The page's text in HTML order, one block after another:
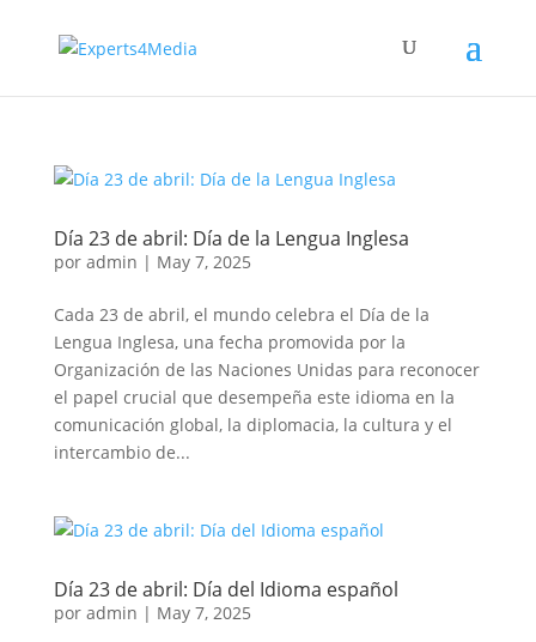
Día 23 de abril: Día de la Lengua Inglesa
por admin | May 7, 2025
Cada 23 de abril, el mundo celebra el Día de la
Lengua Inglesa, una fecha promovida por la
Organización de las Naciones Unidas para reconocer
el papel crucial que desempeña este idioma en la
comunicación global, la diplomacia, la cultura y el
intercambio de...
Día 23 de abril: Día del Idioma español
por admin | May 7, 2025